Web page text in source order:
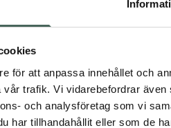
för att anpassa innehållet och
trafik. Vi vidarebefordrar
och analysföretag som vi
har tillhandahållit eller som de
Det är vanligt att vakna
på att kroppens termostat
inte är lika vanligt som
Lista: . Innehåller 12
över Lista